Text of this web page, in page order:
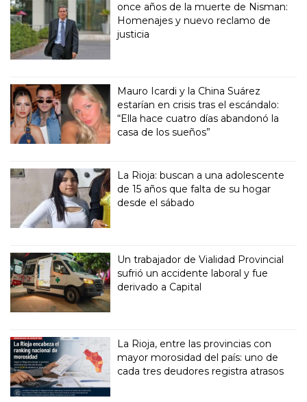
once años de la muerte de Nisman:
Homenajes y nuevo reclamo de
justicia
Mauro Icardi y la China Suárez
estarían en crisis tras el escándalo:
“Ella hace cuatro días abandonó la
casa de los sueños”
La Rioja: buscan a una adolescente
de 15 años que falta de su hogar
desde el sábado
Un trabajador de Vialidad Provincial
sufrió un accidente laboral y fue
derivado a Capital
La Rioja, entre las provincias con
mayor morosidad del país: uno de
cada tres deudores registra atrasos